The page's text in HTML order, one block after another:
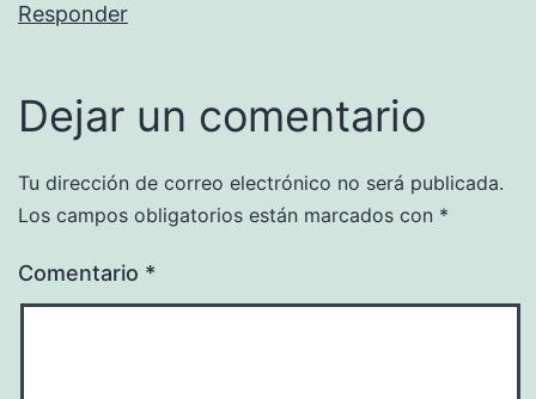
Responder
Dejar un comentario
Tu dirección de correo electrónico no será publicada.
Los campos obligatorios están marcados con *
Comentario *